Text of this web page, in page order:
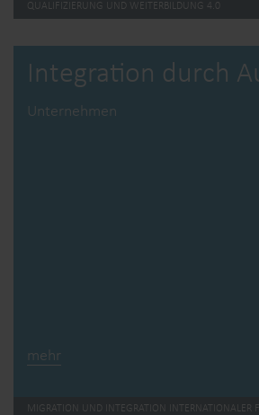
QUALIFIZIERUNG UND WEITERBILDUNG 4.0
Integration durch
Unternehmen
mehr
MIGRATION UND INTEGRATION INTERNATIONALER